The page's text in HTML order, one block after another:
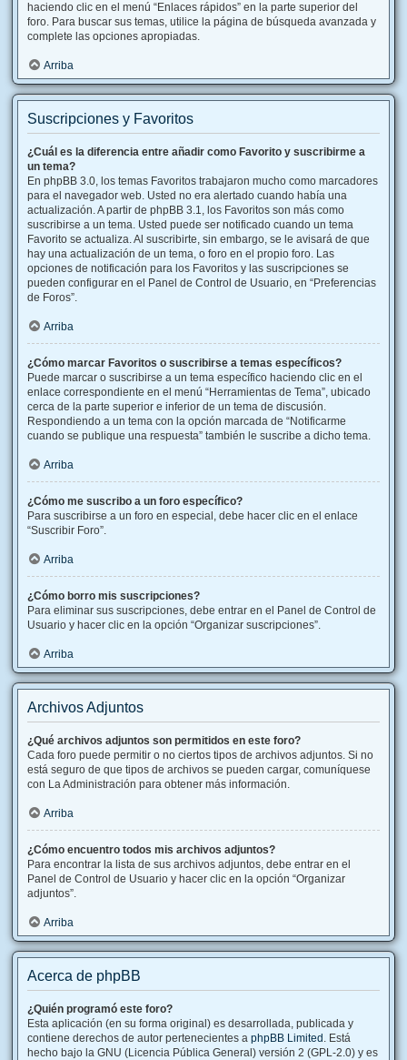
haciendo clic en el menú “Enlaces rápidos” en la parte superior del
foro. Para buscar sus temas, utilice la página de búsqueda avanzada y
complete las opciones apropiadas.
Arriba
Suscripciones y Favoritos
¿Cuál es la diferencia entre añadir como Favorito y suscribirme a
un tema?
En phpBB 3.0, los temas Favoritos trabajaron mucho como marcadores
para el navegador web. Usted no era alertado cuando había una
actualización. A partir de phpBB 3.1, los Favoritos son más como
suscribirse a un tema. Usted puede ser notificado cuando un tema
Favorito se actualiza. Al suscribirte, sin embargo, se le avisará de que
hay una actualización de un tema, o foro en el propio foro. Las
opciones de notificación para los Favoritos y las suscripciones se
pueden configurar en el Panel de Control de Usuario, en “Preferencias
de Foros”.
Arriba
¿Cómo marcar Favoritos o suscribirse a temas específicos?
Puede marcar o suscribirse a un tema específico haciendo clic en el
enlace correspondiente en el menú “Herramientas de Tema”, ubicado
cerca de la parte superior e inferior de un tema de discusión.
Respondiendo a un tema con la opción marcada de “Notificarme
cuando se publique una respuesta” también le suscribe a dicho tema.
Arriba
¿Cómo me suscribo a un foro específico?
Para suscribirse a un foro en especial, debe hacer clic en el enlace
“Suscribir Foro”.
Arriba
¿Cómo borro mis suscripciones?
Para eliminar sus suscripciones, debe entrar en el Panel de Control de
Usuario y hacer clic en la opción “Organizar suscripciones”.
Arriba
Archivos Adjuntos
¿Qué archivos adjuntos son permitidos en este foro?
Cada foro puede permitir o no ciertos tipos de archivos adjuntos. Si no
está seguro de que tipos de archivos se pueden cargar, comuníquese
con La Administración para obtener más información.
Arriba
¿Cómo encuentro todos mis archivos adjuntos?
Para encontrar la lista de sus archivos adjuntos, debe entrar en el
Panel de Control de Usuario y hacer clic en la opción “Organizar
adjuntos”.
Arriba
Acerca de phpBB
¿Quién programó este foro?
Esta aplicación (en su forma original) es desarrollada, publicada y
contiene derechos de autor pertenecientes a phpBB Limited . Está
hecho bajo la GNU (Licencia Pública General) versión 2 (GPL-2.0) y es